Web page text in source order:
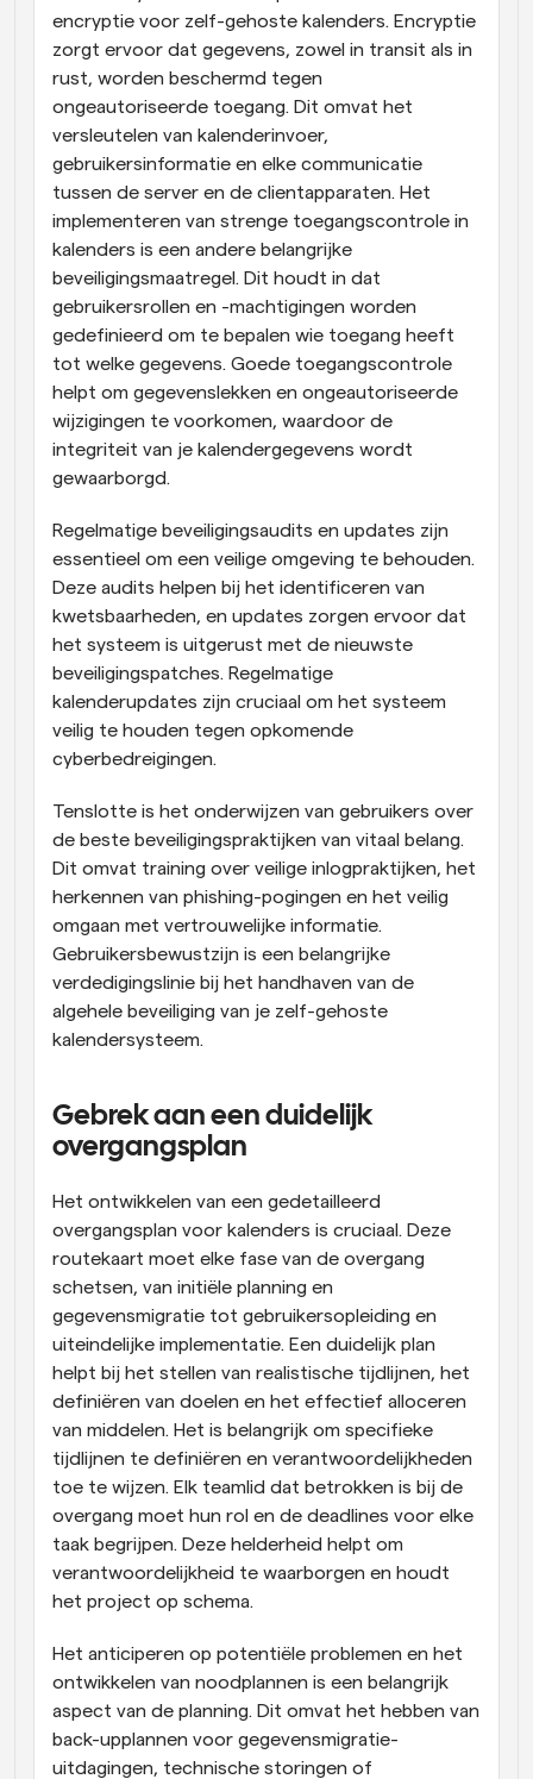
encryptie voor zelf-gehoste kalenders. Encryptie
zorgt ervoor dat gegevens, zowel in transit als in
rust, worden beschermd tegen
ongeautoriseerde toegang. Dit omvat het
versleutelen van kalenderinvoer,
gebruikersinformatie en elke communicatie
tussen de server en de clientapparaten. Het
implementeren van strenge toegangscontrole in
kalenders is een andere belangrijke
beveiligingsmaatregel. Dit houdt in dat
gebruikersrollen en -machtigingen worden
gedefinieerd om te bepalen wie toegang heeft
tot welke gegevens. Goede toegangscontrole
helpt om gegevenslekken en ongeautoriseerde
wijzigingen te voorkomen, waardoor de
integriteit van je kalendergegevens wordt
gewaarborgd.
Regelmatige beveiligingsaudits en updates zijn
essentieel om een veilige omgeving te behouden.
Deze audits helpen bij het identificeren van
kwetsbaarheden, en updates zorgen ervoor dat
het systeem is uitgerust met de nieuwste
beveiligingspatches. Regelmatige
kalenderupdates zijn cruciaal om het systeem
veilig te houden tegen opkomende
cyberbedreigingen.
Tenslotte is het onderwijzen van gebruikers over
de beste beveiligingspraktijken van vitaal belang.
Dit omvat training over veilige inlogpraktijken, het
herkennen van phishing-pogingen en het veilig
omgaan met vertrouwelijke informatie.
Gebruikersbewustzijn is een belangrijke
verdedigingslinie bij het handhaven van de
algehele beveiliging van je zelf-gehoste
kalendersysteem.
Gebrek aan een duidelijk
overgangsplan
Het ontwikkelen van een gedetailleerd
overgangsplan voor kalenders is cruciaal. Deze
routekaart moet elke fase van de overgang
schetsen, van initiële planning en
gegevensmigratie tot gebruikersopleiding en
uiteindelijke implementatie. Een duidelijk plan
helpt bij het stellen van realistische tijdlijnen, het
definiëren van doelen en het effectief alloceren
van middelen. Het is belangrijk om specifieke
tijdlijnen te definiëren en verantwoordelijkheden
toe te wijzen. Elk teamlid dat betrokken is bij de
overgang moet hun rol en de deadlines voor elke
taak begrijpen. Deze helderheid helpt om
verantwoordelijkheid te waarborgen en houdt
het project op schema.
Het anticiperen op potentiële problemen en het
ontwikkelen van noodplannen is een belangrijk
aspect van de planning. Dit omvat het hebben van
back-upplannen voor gegevensmigratie-
uitdagingen, technische storingen of